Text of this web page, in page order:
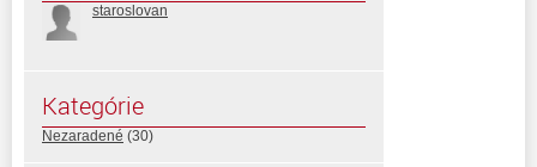
staroslovan
Kategórie
Nezaradené (30)